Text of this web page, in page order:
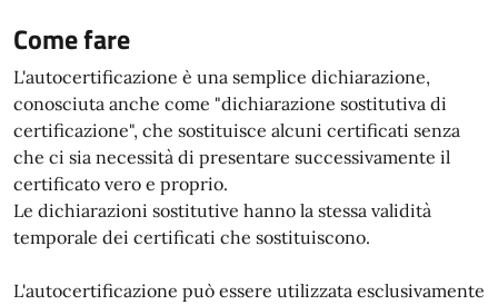
Come fare
L'autocertificazione è una semplice dichiarazione,
conosciuta anche come "dichiarazione sostitutiva di
certificazione", che sostituisce alcuni certificati senza
che ci sia necessità di presentare successivamente il
certificato vero e proprio.
Le dichiarazioni sostitutive hanno la stessa validità
temporale dei certificati che sostituiscono.
L'autocertificazione può essere utilizzata esclusivamente